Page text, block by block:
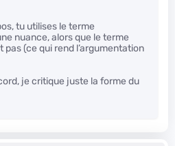
tu utilises le terme
nuance, alors que le terme
pas (ce qui rend l’argumentation
je critique juste la forme du